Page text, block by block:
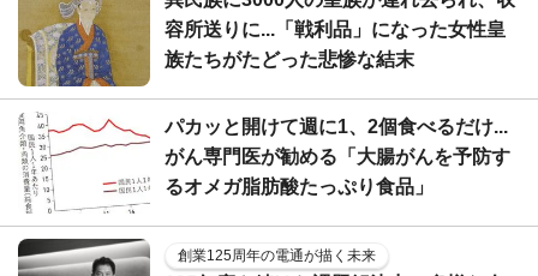
容所送りに...「戦利品」になった女性皇
族たちがたどった悲惨な結末
パカッと開けて週に1、2個食べるだけ...
がん専門医が勧める「大腸がんを予防す
るオメガ脂肪酸たっぷり食品」
創業125周年の電通が描く未来